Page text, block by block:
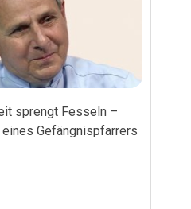
sprengt Fesseln –
eines Gefängnispfarrers